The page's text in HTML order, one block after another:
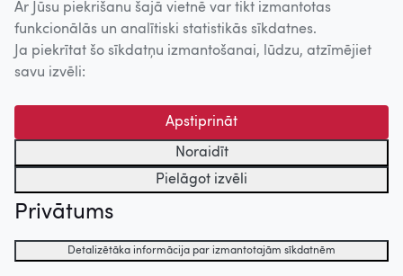
Ar Jūsu piekrišanu šajā vietnē var tikt izmantotas
funkcionālās un analītiski statistikās sīkdatnes.
Ja piekrītat šo sīkdatņu izmantošanai, lūdzu, atzīmējiet
savu izvēli:
Apstiprināt
Noraidīt
Pielāgot izvēli
Privātums
Detalizētāka informācija par izmantotajām sīkdatnēm